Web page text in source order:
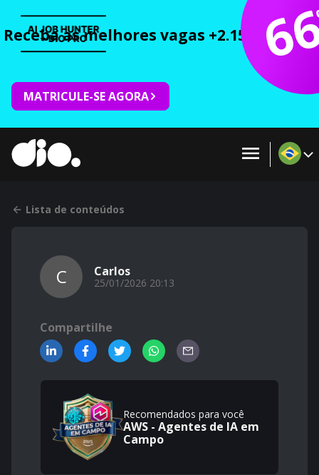
Receba as melhores vagas +2.150 cursos
MATRICULE-SE AGORA
Lista de conteúdos
C Carlos
25/01/2026 20:13
Compartilhe
Recomendados para você
AWS - Agentes de IA em
Campo